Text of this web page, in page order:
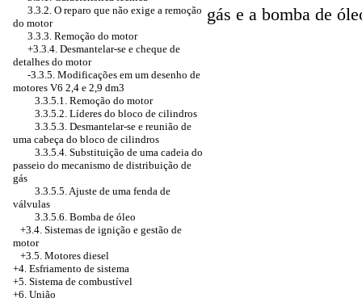
3.3.2. O reparo que não exige a remoção
do motor
3.3.3. Remoção do motor
+3.3.4. Desmantelar-se e cheque de
detalhes do motor
-3.3.5. Modificações em um desenho de
motores V6 2,4 e 2,9 dm3
3.3.5.1. Remoção do motor
3.3.5.2. Líderes do bloco de cilindros
3.3.5.3. Desmantelar-se e reunião de
uma cabeça do bloco de cilindros
3.3.5.4. Substituição de uma cadeia do
passeio do mecanismo de distribuição de
gás
3.3.5.5. Ajuste de uma fenda de
válvulas
3.3.5.6. Bomba de óleo
+3.4. Sistemas de ignição e gestão de
motor
+3.5. Motores diesel
+4. Esfriamento de sistema
+5. Sistema de combustível
+6. União
gás e a bomba de